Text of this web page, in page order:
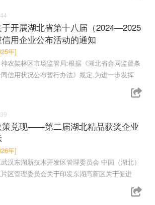
开展湖北省第十八届（2024—2025
用企业公布活动的通知
年]
农架林区市场监管局:根据《湖北省合同监督条
信用状况公布暂行办法》规定,为进一步发挥
策兑现——第二届湖北精品获奖企业
年]
汉东湖新技术开发区管理委员会 中国（湖北）
区管理委员会关于印发东湖高新区关于促进